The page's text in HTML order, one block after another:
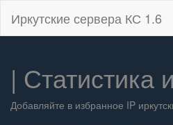
Иркутские сервера КС 1.6
| Статистика
Добавляйте в избранное IP